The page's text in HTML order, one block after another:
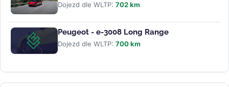
Dojezd dle WLTP: 702 km
Peugeot - e-3008 Long Range
Dojezd dle WLTP: 700 km